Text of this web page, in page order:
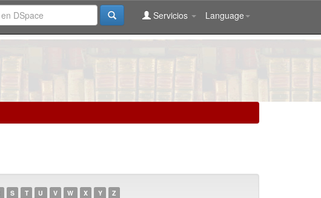
Language
Servicios
S T U V W X Y Z